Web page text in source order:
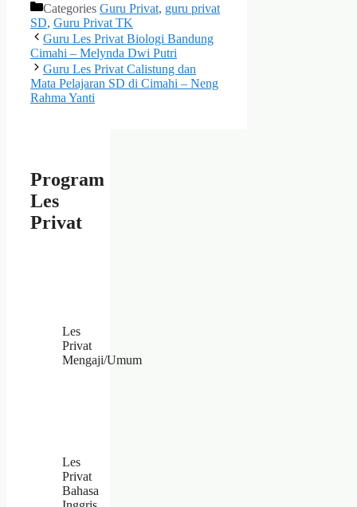
Categories Guru Privat, guru privat
SD, Guru Privat TK
Guru Les Privat Biologi Bandung
Cimahi – Melynda Dwi Putri
Guru Les Privat Calistung dan
Mata Pelajaran SD di Cimahi – Neng
Rahma Yanti
Program
Les
Privat
Les
Privat
Mengaji/Umum
Les
Privat
Bahasa